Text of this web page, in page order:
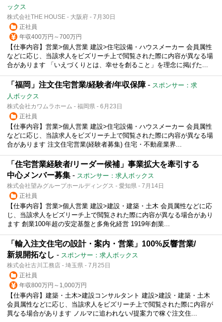
ックス
株式会社THE HOUSE - 大阪府 - 7月30日
正社員
年収400万円～700万円
【仕事内容】営業>個人営業 建設>住宅設備・ハウスメーカー 会員属性
などに応じ、当該求人をビズリーチ上で閲覧された際に内容が異なる場
合があります 「いえづくりとは、幸せを創ること」を理念に掲げた...
「福岡」注文住宅営業/経験者/年収保障- スポンサー：求
人ボックス
株式会社カワムラホーム - 福岡県 - 6月23日
正社員
【仕事内容】営業>個人営業 建設>住宅設備・ハウスメーカー 会員属性
などに応じ、当該求人をビズリーチ上で閲覧された際に内容が異なる場
合があります 注文住宅営業(経験者募集) 住宅・不動産業界...
「住宅営業経験者/リーダー候補」事業拡大を牽引する
中心メンバー募集 - スポンサー：求人ボックス
株式会社望みグループホールディングス - 愛知県 - 7月14日
正社員
【仕事内容】営業>個人営業 建設>建設・建築・土木 会員属性などに応
じ、当該求人をビズリーチ上で閲覧された際に内容が異なる場合があり
ます 創業100年超の安定基盤と多角化経営 1919年創業...
「輸入注文住宅の設計・案内・営業」100%反響営業/
新規開拓なし - スポンサー：求人ボックス
株式会社古川工務店 - 埼玉県 - 7月25日
正社員
年収800万円～1,000万円
【仕事内容】建築・土木>建設コンサルタント 建設>建設・建築・土木
会員属性などに応じ、当該求人をビズリーチ上で閲覧された際に内容が
異なる場合があります ノルマに追われない/提案力で稼ぐ注文住...